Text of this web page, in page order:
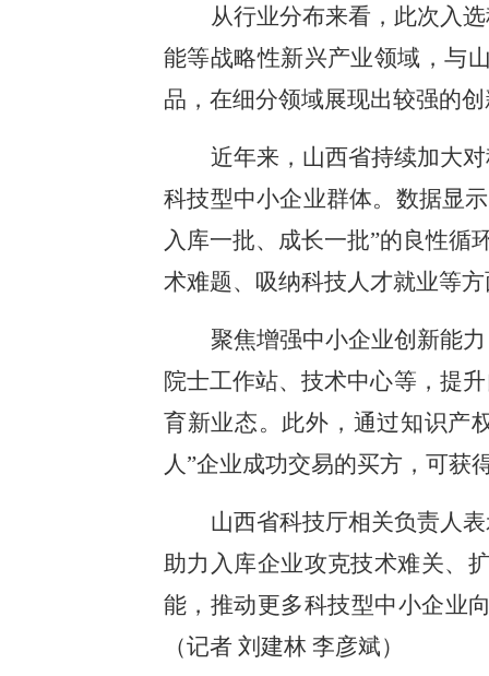
从行业分布来看，此次入
能等战略性新兴产业领域，与
品，在细分领域展现出较强的
近年来，山西省持续加大
科技型中小企业群体。数据显
入库一批、成长一批”的良性循
术难题、吸纳科技人才就业等
聚焦增强中小企业创新能
院士工作站、技术中心等，提
育新业态。此外，通过知识产
人”企业成功交易的买方，可获
山西省科技厅相关负责人
助力入库企业攻克技术难关、
能，推动更多科技型中小企业
（记者 刘建林 李彦斌）